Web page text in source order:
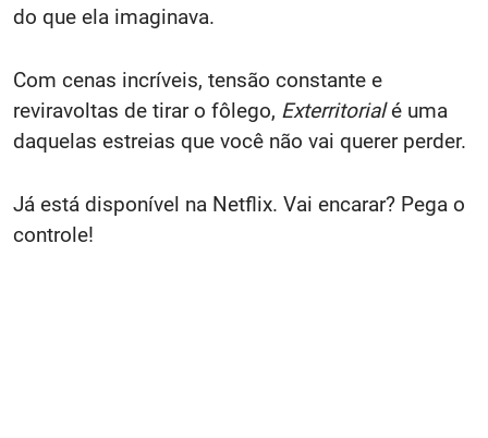
do que ela imaginava.
Com cenas incríveis, tensão constante e
reviravoltas de tirar o fôlego, Exterritorialé uma
daquelas estreias que você não vai querer perder.
Já está disponível na Netflix. Vai encarar? Pega o
controle!